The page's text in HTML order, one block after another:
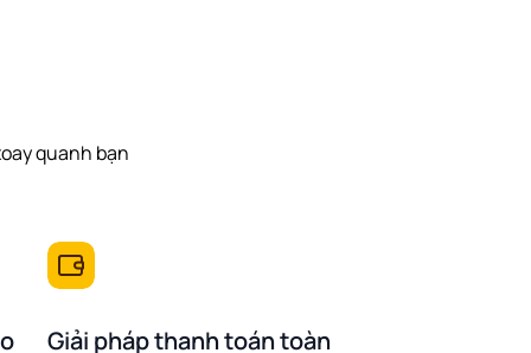
quanh bạn
Giải pháp thanh toán toàn